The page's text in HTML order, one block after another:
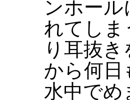
ンホー
れてしま
り耳抜
から何日
水中でめ